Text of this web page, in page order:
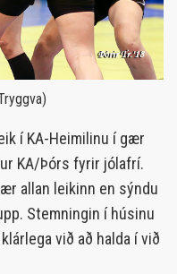
í KA-Heimilinu í gær
KA/Þórs fyrir jólafrí.
allan leikinn en sýndu
Stemningin í húsinu
við að halda í við